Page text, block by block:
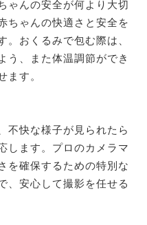
ゃんの安全が何より大切
ちゃんの快適さと安全を
。おくるみで包む際は、
う、また体温調節ができ
ます。
不快な様子が見られたら
します。プロのカメラマ
を確保するための特別な
、安心して撮影を任せる